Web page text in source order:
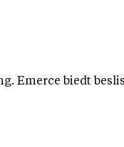
Emerce biedt